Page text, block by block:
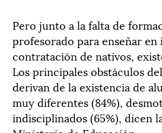
Pero junto a la falta de
profesorado para enseñar en
contratación de nativos,
Los principales obstáculos
derivan de la existencia de
muy diferentes (84%),
indisciplinados (65%), dicen